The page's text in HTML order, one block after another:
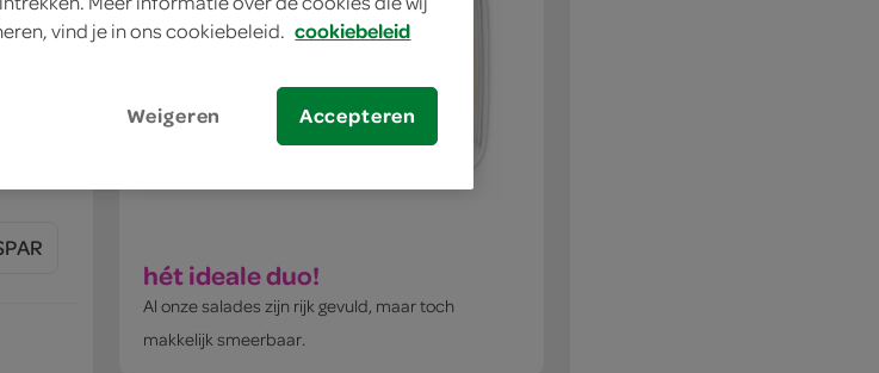
hét ideale duo!
Al onze salades zijn rijk gevuld, maar toch
makkelijk smeerbaar.
vind je in ons cookiebeleid. cookiebeleid
Weigeren Accepteren